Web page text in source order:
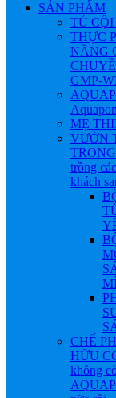
SẢN PHẨM
TỦ
THỰC
NĂNG
GMP-
MẸ
VƯỜN
trồng
khách
CHẾ
HỮU
không